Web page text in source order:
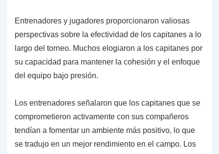
Entrenadores y jugadores proporcionaron valiosas
perspectivas sobre la efectividad de los capitanes a lo
largo del torneo. Muchos elogiaron a los capitanes por
su capacidad para mantener la cohesión y el enfoque
del equipo bajo presión.
Los entrenadores señalaron que los capitanes que se
comprometieron activamente con sus compañeros
tendían a fomentar un ambiente más positivo, lo que
se tradujo en un mejor rendimiento en el campo. Los